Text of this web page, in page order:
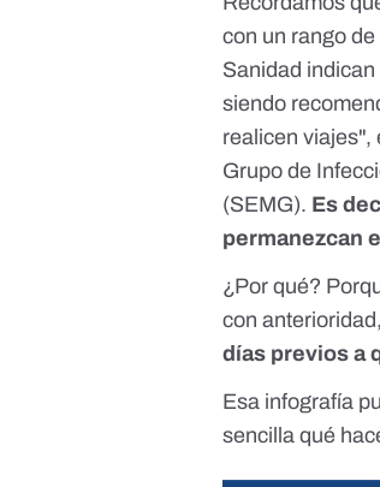
con un rango
Sanidad indican
siendo
realicen
Grupo de
(SEMG). Es
permanezcan
¿Por qué?
con anterioridad,
días previos a
Esa infografía
sencilla qué